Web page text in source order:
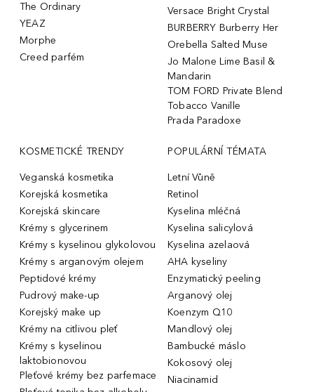
The Ordinary
YEAZ
Morphe
Creed parfém
Versace Bright Crystal
BURBERRY Burberry Her
Orebella Salted Muse
Jo Malone Lime Basil &
Mandarin
TOM FORD Private Blend
Tobacco Vanille
Prada Paradoxe
KOSMETICKÉ TRENDY
Veganská kosmetika
Korejská kosmetika
Korejská skincare
Krémy s glycerinem
Krémy s kyselinou glykolovou
Krémy s arganovým olejem
Peptidové krémy
Pudrový make-up
Korejský make up
Krémy na citlivou pleť
Krémy s kyselinou
laktobionovou
Pleťové krémy bez parfemace
POPULÁRNÍ TÉMATA
Letní Vůně
Retinol
Kyselina mléčná
Kyselina salicylová
Kyselina azelaová
AHA kyseliny
Enzymatický peeling
Arganový olej
Koenzym Q10
Mandlový olej
Bambucké máslo
Kokosový olej
Niacinamid